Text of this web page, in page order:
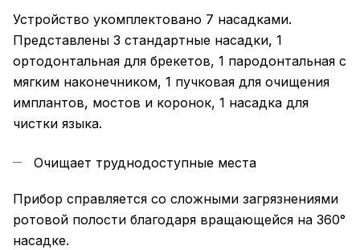
Устройство укомплектовано 7 насадками.
Представлены 3 стандартные насадки, 1
ортодонтальная для брекетов, 1 пародонтальная с
мягким наконечником, 1 пучковая для очищения
имплантов, мостов и коронок, 1 насадка для
чистки языка.
Очищает труднодоступные места
Прибор справляется со сложными загрязнениями
ротовой полости благодаря вращающейся на 360°
насадке.